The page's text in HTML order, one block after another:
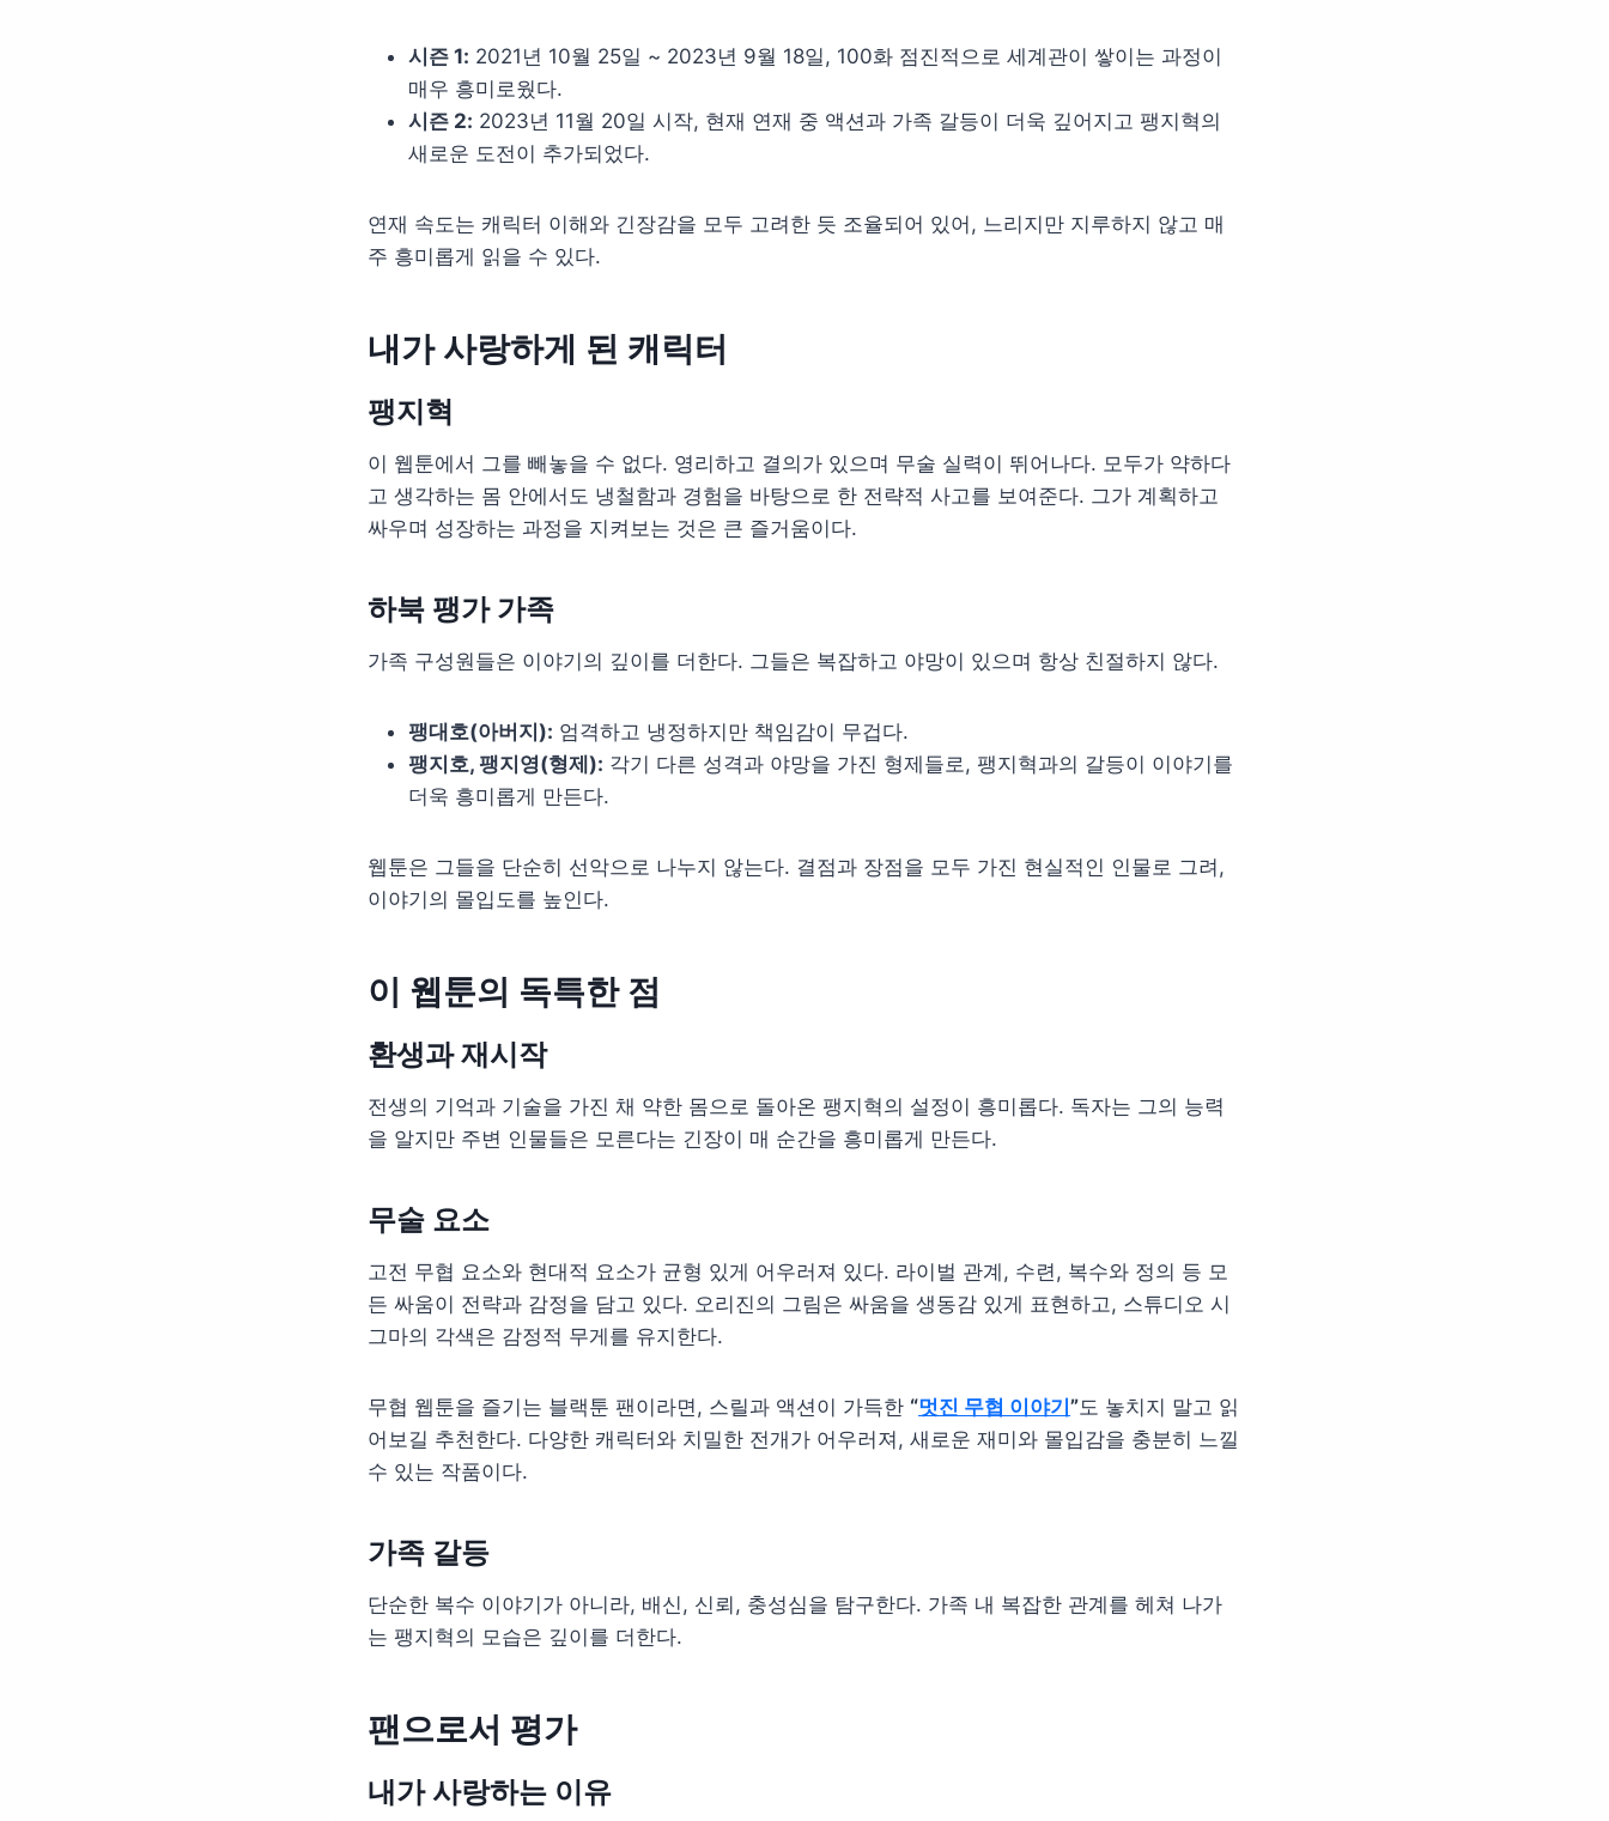
시즌 1: 2021년 10월 25일 ~ 2023년 9월 18일, 100화 점진적으로 세계관이 쌓이는 과정이
매우 흥미로웠다.
시즌 2: 2023년 11월 20일 시작, 현재 연재 중 액션과 가족 갈등이 더욱 깊어지고 팽지혁의
새로운 도전이 추가되었다.
연재 속도는 캐릭터 이해와 긴장감을 모두 고려한 듯 조율되어 있어, 느리지만 지루하지 않고 매
주 흥미롭게 읽을 수 있다.
내가 사랑하게 된 캐릭터
팽지혁
이 웹툰에서 그를 빼놓을 수 없다. 영리하고 결의가 있으며 무술 실력이 뛰어나다. 모두가 약하다
고 생각하는 몸 안에서도 냉철함과 경험을 바탕으로 한 전략적 사고를 보여준다. 그가 계획하고
싸우며 성장하는 과정을 지켜보는 것은 큰 즐거움이다.
하북 팽가 가족
가족 구성원들은 이야기의 깊이를 더한다. 그들은 복잡하고 야망이 있으며 항상 친절하지 않다.
팽대호(아버지): 엄격하고 냉정하지만 책임감이 무겁다.
팽지호, 팽지영(형제): 각기 다른 성격과 야망을 가진 형제들로, 팽지혁과의 갈등이 이야기를
더욱 흥미롭게 만든다.
웹툰은 그들을 단순히 선악으로 나누지 않는다. 결점과 장점을 모두 가진 현실적인 인물로 그려,
이야기의 몰입도를 높인다.
이 웹툰의 독특한 점
환생과 재시작
전생의 기억과 기술을 가진 채 약한 몸으로 돌아온 팽지혁의 설정이 흥미롭다. 독자는 그의 능력
을 알지만 주변 인물들은 모른다는 긴장이 매 순간을 흥미롭게 만든다.
무술 요소
고전 무협 요소와 현대적 요소가 균형 있게 어우러져 있다. 라이벌 관계, 수련, 복수와 정의 등 모
든 싸움이 전략과 감정을 담고 있다. 오리진의 그림은 싸움을 생동감 있게 표현하고, 스튜디오 시
그마의 각색은 감정적 무게를 유지한다.
무협 웹툰을 즐기는 블랙툰 팬이라면, 스릴과 액션이 가득한 “멋진 무협 이야기 ”도 놓치지 말고 읽
어보길 추천한다. 다양한 캐릭터와 치밀한 전개가 어우러져, 새로운 재미와 몰입감을 충분히 느낄
수 있는 작품이다.
가족 갈등
단순한 복수 이야기가 아니라, 배신, 신뢰, 충성심을 탐구한다. 가족 내 복잡한 관계를 헤쳐 나가
는 팽지혁의 모습은 깊이를 더한다.
팬으로서 평가
내가 사랑하는 이유